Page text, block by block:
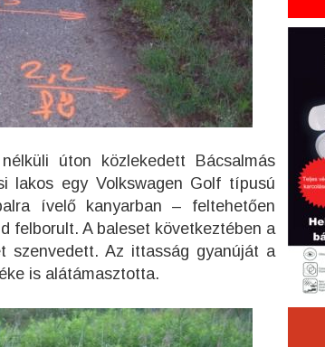
úton közlekedett Bácsalmás
lakos egy Volkswagen Golf típusú
ívelő kanyarban – feltehetően
felborult. A baleset következtében a
szenvedett. Az ittasság gyanúját a
is alátámasztotta.